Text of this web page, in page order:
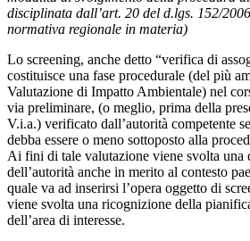
disciplinata dall’art. 20 del d.lgs. 152/
normativa regionale in materia)
Lo screening, anche detto “verifica di
costituisce una fase procedurale (del più
Valutazione di Impatto Ambientale) nel
via preliminare, (o meglio, prima della
V.i.a.) verificato dall’autorità competente
debba essere o meno sottoposto alla
Ai fini di tale valutazione viene svolta una
dell’autorità anche in merito al contesto
quale va ad inserirsi l’opera oggetto di
viene svolta una ricognizione della
dell’area di interesse.